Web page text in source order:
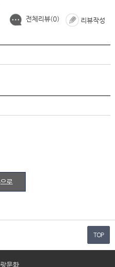
리뷰작성
전체리뷰(0)
로
TOP